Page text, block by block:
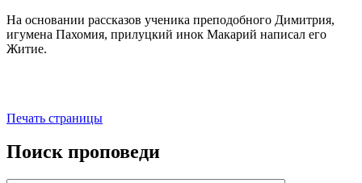
На основании рассказов ученика преподобного Димитрия,
игумена Пахомия, прилуцкий инок Макарий написал его
Житие.
Печать страницы
Поиск проповеди